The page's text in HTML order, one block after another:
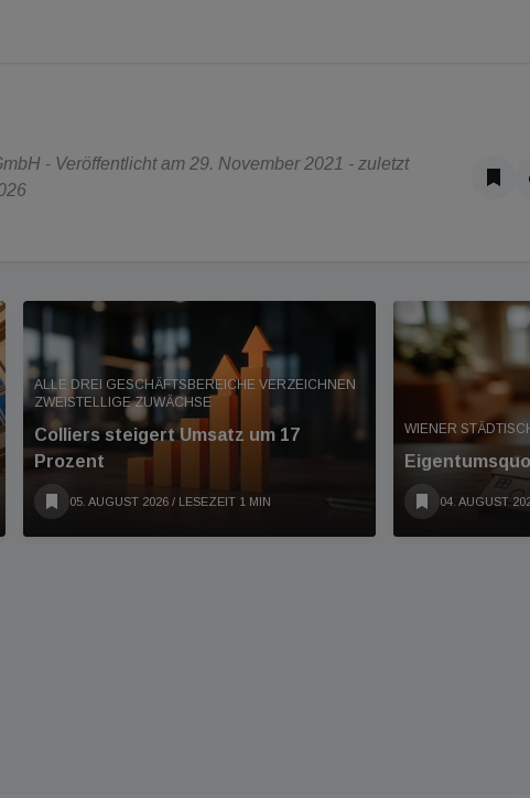
- Veröffentlicht am 29. November 2021 - zuletzt
ALLE DREI GESCHÄFTSBEREICHE VERZEICHNEN
ZWEISTELLIGE ZUWÄCHSE
Colliers steigert Umsatz um 17
Prozent
05. AUGUST 2026 / LESEZEIT 1 MIN
WIENER
04. AUGUST